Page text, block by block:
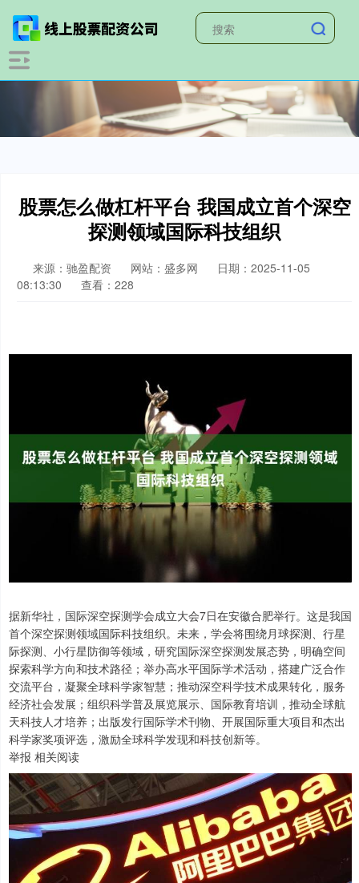
股票怎么做杠杆平台 我国成立首个深空
探测领域国际科技组织
来源：驰盈配资 网站：盛多网
日期：2025-11-05
08:13:30
查看：228
据新华社，国际深空探测学会成立大会7日在安徽合肥举行。这是我国
首个深空探测领域国际科技组织。未来，学会将围绕月球探测、行星
际探测、小行星防御等领域，研究国际深空探测发展态势，明确空间
探索科学方向和技术路径；举办高水平国际学术活动，搭建广泛合作
交流平台，凝聚全球科学家智慧；推动深空科学技术成果转化，服务
经济社会发展；组织科学普及展览展示、国际教育培训，推动全球航
天科技人才培养；出版发行国际学术刊物、开展国际重大项目和杰出
科学家奖项评选，激励全球科学发现和科技创新等。
举报 相关阅读